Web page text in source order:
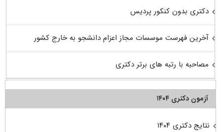
دکتری بدون کنکور پردیس
آخرین فهرست موسسات مجاز اعزام دانشجو به خارج کشور
مصاحبه با رتبه های برتر دکتری
آزمون دکتری ۱۴۰۴
نتایج دکتری ۱۴۰۴